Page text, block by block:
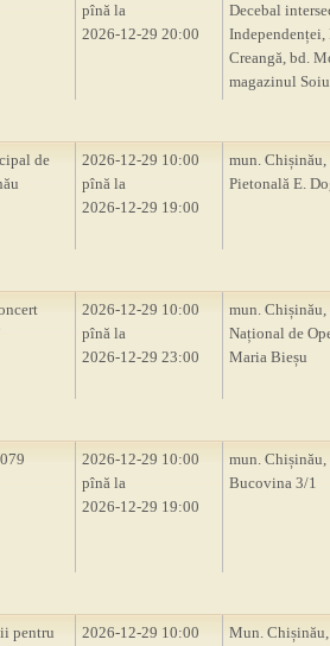
pînă la
2026-12-29 20:00
Decebal
Independenței,
Creangă, bd.
magazinul
de
2026-12-29 10:00
pînă la
2026-12-29 19:00
mun. Chișinău,
Pietonală E.
2026-12-29 10:00
pînă la
2026-12-29 23:00
mun. Chișinău,
Național de
Maria Bieșu
2026-12-29 10:00
pînă la
2026-12-29 19:00
mun. Chișinău,
Bucovina 3/1
pentru
2026-12-29 10:00
Mun.